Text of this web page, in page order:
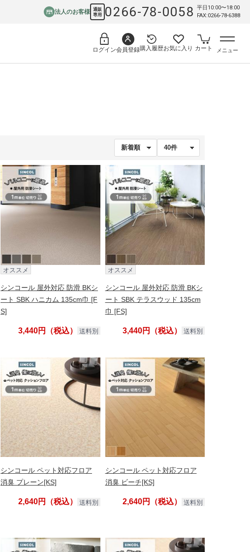
法人のお客様 通販
専用
0266-78-0058
平日10:00〜18:00
FAX:0266-78-6388
ログイン会員登録購入履歴お気に入り カート メニュー
オススメ
シンコール 屋外対応 防滑 BKシ
ート SBK ハニカム 135cm巾 [F
S]
3,440円（税込） 送料別
オススメ
シンコール 屋外対応 防滑 BKシ
ート SBK テラスウッド 135cm
巾 [FS]
3,440円（税込） 送料別
シンコール ペット対応フロア
消臭 プレーン[KS]
2,640円（税込） 送料別
シンコール ペット対応フロア
消臭 ビーチ[KS]
2,640円（税込） 送料別